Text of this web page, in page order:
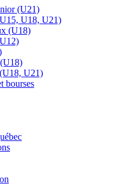
(U21)
U18, U21)
(U18)
U21)
bourses